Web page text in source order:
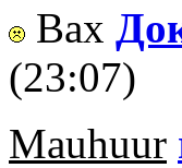
Вах
(23:07)
Mauhuur